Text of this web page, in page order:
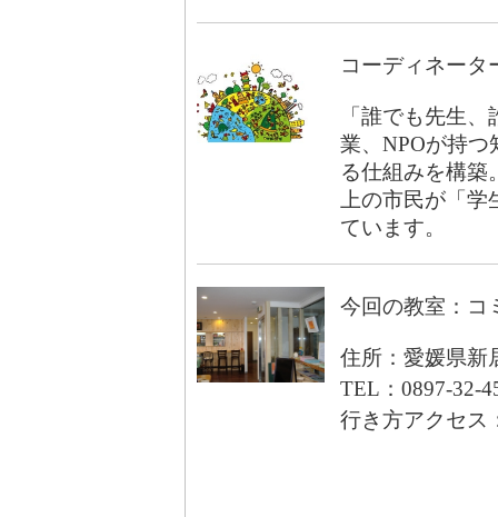
コーディネータ
「誰でも先生
業、NPOが持
る仕組みを構築
上の市民が「
ています。
今回の教室：
住所：愛媛県新
TEL：0897-32-
行き方アクセス